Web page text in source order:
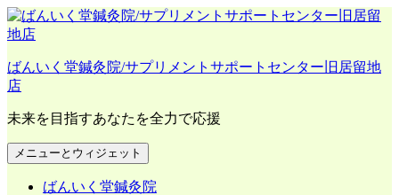
コ
ン
ン
ツ
へ
ス
キ
ッ
ばんいく堂鍼灸院/サプリメントサポートセンター旧居留地
店
未来を目指すあなたを全力で応援
メニューとウィジェット
ばんいく堂鍼灸院